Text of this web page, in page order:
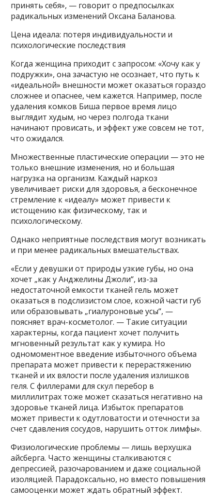
принять себя», — говорит о предпосылках
радикальных изменений Оксана Баланова.
Цена идеала: потеря индивидуальности и
психологические последствия
Когда женщина приходит с запросом: «Хочу как у
подружки», она зачастую не осознает, что путь к
«идеальной» внешности может оказаться гораздо
сложнее и опаснее, чем кажется. Например, после
удаления комков Биша первое время лицо
выглядит худым, но через полгода ткани
начинают провисать, и эффект уже совсем не тот,
что ожидался.
Множественные пластические операции — это не
только внешние изменения, но и большая
нагрузка на организм. Каждый наркоз
увеличивает риски для здоровья, а бесконечное
стремление к «идеалу» может привести к
истощению как физическому, так и
психологическому.
Однако неприятные последствия могут возникать
и при менее радикальных вмешательствах.
«Если у девушки от природы узкие губы, но она
хочет „как у Анджелины Джоли“, из-за
недостаточной емкости тканей гель может
оказаться в подслизистом слое, кожной части губ
или образовывать „гиалуроновые усы“, —
поясняет врач-косметолог. — Такие ситуации
характерны, когда пациент хочет получить
мгновенный результат как у кумира. Но
одномоментное введение избыточного объема
препарата может привести к перерастяжению
тканей и их вялости после удаления излишков
геля. С филлерами для скул перебор в
миллилитрах тоже может сказаться негативно на
здоровье тканей лица. Избыток препаратов
может привести к одутловатости и отечности за
счет сдавления сосудов, нарушить отток лимфы».
Физиологические проблемы — лишь верхушка
айсберга. Часто женщины сталкиваются с
депрессией, разочарованием и даже социальной
изоляцией. Парадоксально, но вместо повышения
самооценки может ждать обратный эффект.